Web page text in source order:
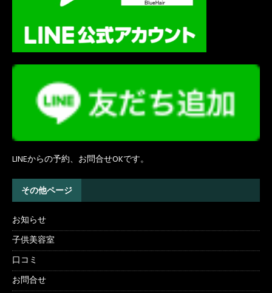
LINEからの予約、お問合せOKです。
その他ページ
お知らせ
子供美容室
口コミ
お問合せ